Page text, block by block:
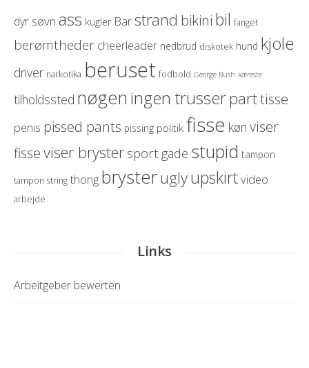
dyr søvn ass kugler Bar strand bikini bil fanget
berømtheder cheerleader nedbrud diskotek hund kjole
driver narkotika beruset fodbold George Bush kæreste
tilholdssted nøgen ingen trusserparttisse
penis pissed pants pissing politik fisse køn viser
fisseviser bryster sport gade stupid tampon
tampon string thong brysteruglyupskirtvideo
arbejde
Links
Arbeitgeber bewerten